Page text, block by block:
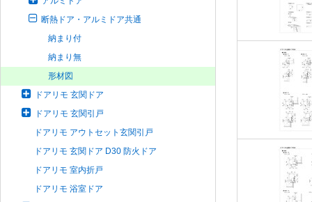
断熱ドア・アルミドア共通
納まり付
納まり無
形材図
ドアリモ 玄関ドア
ドアリモ 玄関引戸
ドアリモ アウトセット玄関引戸
ドアリモ 玄関ドア D30 防火ドア
ドアリモ 室内折戸
ドアリモ 浴室ドア